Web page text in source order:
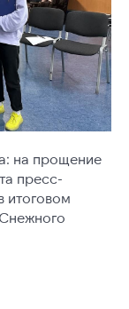
на прощение
пресс-
итоговом